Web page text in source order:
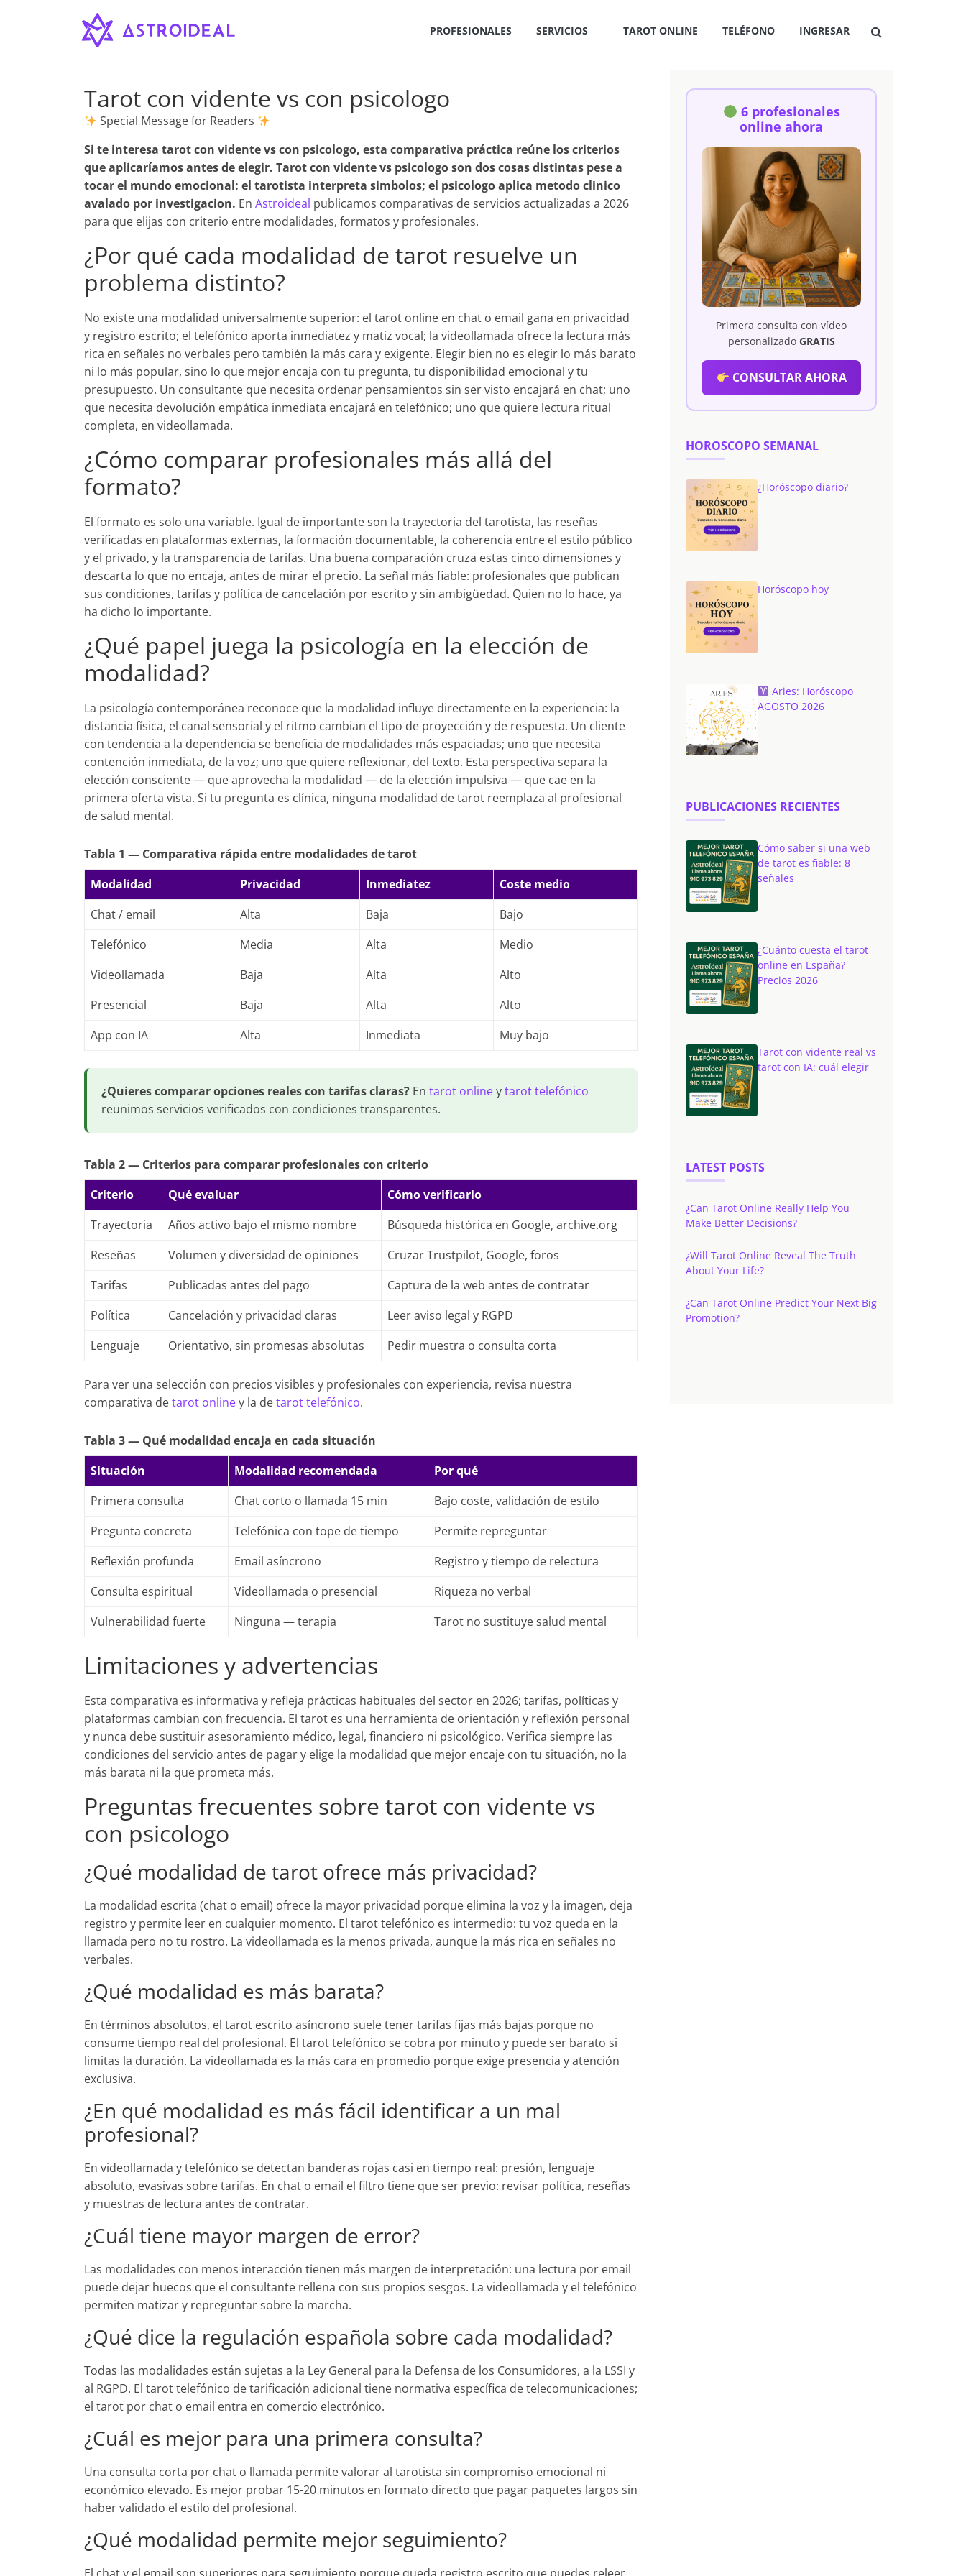
Astroideal
Blog
PROFESIONALES SERVICIOS TAROT ONLINE TELÉFONO INGRESAR
Tarot con vidente vs con psicologo
Special Message for Readers
Si te interesa tarot con vidente vs con psicologo, esta comparativa práctica reúne los criterios
que aplicaríamos antes de elegir. Tarot con vidente vs psicologo son dos cosas distintas pese a
tocar el mundo emocional: el tarotista interpreta simbolos; el psicologo aplica metodo clinico
avalado por investigacion. En Astroideal publicamos comparativas de servicios actualizadas a 2026
para que elijas con criterio entre modalidades, formatos y profesionales.
¿Por qué cada modalidad de tarot resuelve un
problema distinto?
No existe una modalidad universalmente superior: el tarot online en chat o email gana en privacidad
y registro escrito; el telefónico aporta inmediatez y matiz vocal; la videollamada ofrece la lectura más
rica en señales no verbales pero también la más cara y exigente. Elegir bien no es elegir lo más barato
ni lo más popular, sino lo que mejor encaja con tu pregunta, tu disponibilidad emocional y tu
presupuesto. Un consultante que necesita ordenar pensamientos sin ser visto encajará en chat; uno
que necesita devolución empática inmediata encajará en telefónico; uno que quiere lectura ritual
completa, en videollamada.
¿Cómo comparar profesionales más allá del
formato?
El formato es solo una variable. Igual de importante son la trayectoria del tarotista, las reseñas
verificadas en plataformas externas, la formación documentable, la coherencia entre el estilo público
y el privado, y la transparencia de tarifas. Una buena comparación cruza estas cinco dimensiones y
descarta lo que no encaja, antes de mirar el precio. La señal más fiable: profesionales que publican
sus condiciones, tarifas y política de cancelación por escrito y sin ambigüedad. Quien no lo hace, ya
ha dicho lo importante.
¿Qué papel juega la psicología en la elección de
modalidad?
La psicología contemporánea reconoce que la modalidad influye directamente en la experiencia: la
distancia física, el canal sensorial y el ritmo cambian el tipo de proyección y de respuesta. Un cliente
con tendencia a la dependencia se beneficia de modalidades más espaciadas; uno que necesita
contención inmediata, de la voz; uno que quiere reflexionar, del texto. Esta perspectiva separa la
elección consciente — que aprovecha la modalidad — de la elección impulsiva — que cae en la
primera oferta vista. Si tu pregunta es clínica, ninguna modalidad de tarot reemplaza al profesional
de salud mental.
Tabla 1 — Comparativa rápida entre modalidades de tarot
Modalidad
Privacidad Inmediatez
Coste medio
Chat / email
Alta Baja
Bajo
Telefónico
Media Alta
Medio
Videollamada
Baja Alta
Alto
Presencial
Baja Alta
Alto
App con IA
Alta Inmediata Muy bajo
¿Quieres comparar opciones reales con tarifas claras? En tarot onlineytarot telefónico
reunimos servicios verificados con condiciones transparentes.
Tabla 2 — Criterios para comparar profesionales con criterio
Criterio
Qué evaluar
Cómo verificarlo
Trayectoria
Años activo bajo el mismo nombre
Búsqueda histórica en Google, archive.org
Reseñas
Volumen y diversidad de opiniones
Cruzar Trustpilot, Google, foros
Tarifas
Publicadas antes del pago
Captura de la web antes de contratar
Política
Cancelación y privacidad claras
Leer aviso legal y RGPD
Lenguaje
Orientativo, sin promesas absolutas Pedir muestra o consulta corta
Para ver una selección con precios visibles y profesionales con experiencia, revisa nuestra
comparativa detarot onliney la detarot telefónico.
Tabla 3 — Qué modalidad encaja en cada situación
Situación
Modalidad recomendada
Por qué
Primera consulta
Chat corto o llamada 15 min
Bajo coste, validación de estilo
Pregunta concreta
Telefónica con tope de tiempo
Permite repreguntar
Reflexión profunda
Email asíncrono
Registro y tiempo de relectura
Consulta espiritual
Videollamada o presencial
Riqueza no verbal
Vulnerabilidad fuerte
Ninguna — terapia Tarot no sustituye salud mental
Limitaciones y advertencias
Esta comparativa es informativa y refleja prácticas habituales del sector en 2026; tarifas, políticas y
plataformas cambian con frecuencia. El tarot es una herramienta de orientación y reflexión personal
y nunca debe sustituir asesoramiento médico, legal, financiero ni psicológico. Verifica siempre las
condiciones del servicio antes de pagar y elige la modalidad que mejor encaje con tu situación, no la
más barata ni la que prometa más.
Preguntas frecuentes sobre tarot con vidente vs
con psicologo
¿Qué modalidad de tarot ofrece más privacidad?
La modalidad escrita (chat o email) ofrece la mayor privacidad porque elimina la voz y la imagen, deja
registro y permite leer en cualquier momento. El tarot telefónico es intermedio: tu voz queda en la
llamada pero no tu rostro. La videollamada es la menos privada, aunque la más rica en señales no
verbales.
¿Qué modalidad es más barata?
En términos absolutos, el tarot escrito asíncrono suele tener tarifas fijas más bajas porque no
consume tiempo real del profesional. El tarot telefónico se cobra por minuto y puede ser barato si
limitas la duración. La videollamada es la más cara en promedio porque exige presencia y atención
exclusiva.
¿En qué modalidad es más fácil identificar a un mal
profesional?
En videollamada y telefónico se detectan banderas rojas casi en tiempo real: presión, lenguaje
absoluto, evasivas sobre tarifas. En chat o email el filtro tiene que ser previo: revisar política, reseñas
y muestras de lectura antes de contratar.
¿Cuál tiene mayor margen de error?
Las modalidades con menos interacción tienen más margen de interpretación: una lectura por email
puede dejar huecos que el consultante rellena con sus propios sesgos. La videollamada y el telefónico
permiten matizar y repreguntar sobre la marcha.
¿Qué dice la regulación española sobre cada modalidad?
Todas las modalidades están sujetas a la Ley General para la Defensa de los Consumidores, a la LSSI y
al RGPD. El tarot telefónico de tarificación adicional tiene normativa específica de telecomunicaciones;
el tarot por chat o email entra en comercio electrónico.
¿Cuál es mejor para una primera consulta?
Una consulta corta por chat o llamada permite valorar al tarotista sin compromiso emocional ni
económico elevado. Es mejor probar 15-20 minutos en formato directo que pagar paquetes largos sin
haber validado el estilo del profesional.
¿Qué modalidad permite mejor seguimiento?
6 profesionales
online ahora
Primera consulta con vídeo
personalizado GRATIS
CONSULTAR AHORA
HOROSCOPO SEMANAL
¿Horóscopo diario?
Horóscopo hoy
Aries: Horóscopo
AGOSTO 2026
PUBLICACIONES RECIENTES
Cómo saber si una web
de tarot es fiable: 8
señales
¿Cuánto cuesta el tarot
online en España?
Precios 2026
Tarot con vidente real vs
tarot con IA: cuál elegir
LATEST POSTS
¿Can Tarot Online Really Help You
Make Better Decisions?
¿Will Tarot Online Reveal The Truth
About Your Life?
¿Can Tarot Online Predict Your Next Big
Promotion?